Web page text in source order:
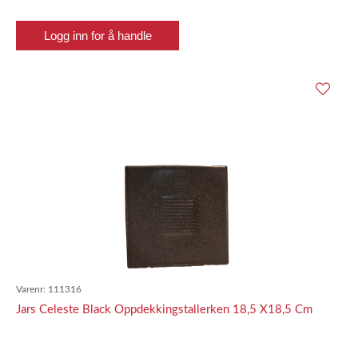
Logg inn for å handle
Varenr: 111316
Jars Celeste Black Oppdekkingstallerken 18,5 X18,5 Cm